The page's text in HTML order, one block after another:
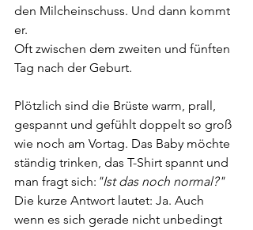
den Milcheinschuss. Und dann kommt
er.
Oft zwischen dem zweiten und fünften
Tag nach der Geburt.
Plötzlich sind die Brüste warm, prall,
gespannt und gefühlt doppelt so groß
wie noch am Vortag. Das Baby möchte
ständig trinken, das T-Shirt spannt und
man fragt sich: "Ist das noch normal?"
Die kurze Antwort lautet: Ja. Auch
wenn es sich gerade nicht unbedingt